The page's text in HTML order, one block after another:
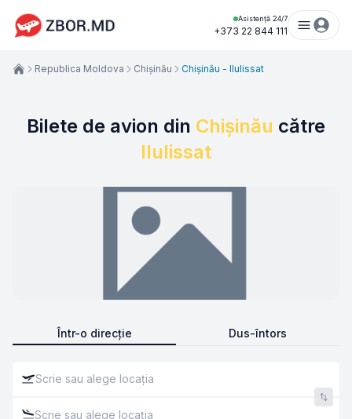
Asistență 24/7
+373 22 844 111
Bilete de avion din Chișinău către
Ilulissat
Într-o direcție Dus-întors
Republica Moldova Chișinău Chișinău - Ilulissat